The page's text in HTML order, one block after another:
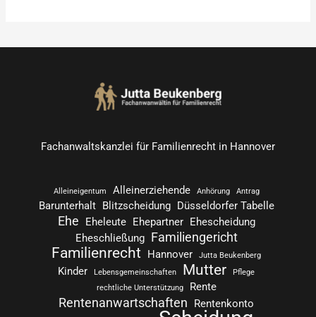
Fachanwaltskanzlei für Familienrecht in Hannover
Alleineigentum Alleinerziehende Anhörung Antrag
Barunterhalt Blitzscheidung Düsseldorfer Tabelle
Ehe Eheleute Ehepartner Ehescheidung
Eheschließung Familiengericht
Familienrecht Hannover Jutta Beukenberg
Kinder Lebensgemeinschaften Mutter
Pflege
rechtliche Unterstützung
Rente
Rentenanwartschaften
Rentenkonto